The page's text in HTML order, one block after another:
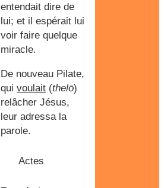
entendait dire de
lui; et il espérait lui
voir faire quelque
miracle.
De nouveau Pilate,
qui voulait (thelō)
relâcher Jésus,
leur adressa la
parole.
Actes